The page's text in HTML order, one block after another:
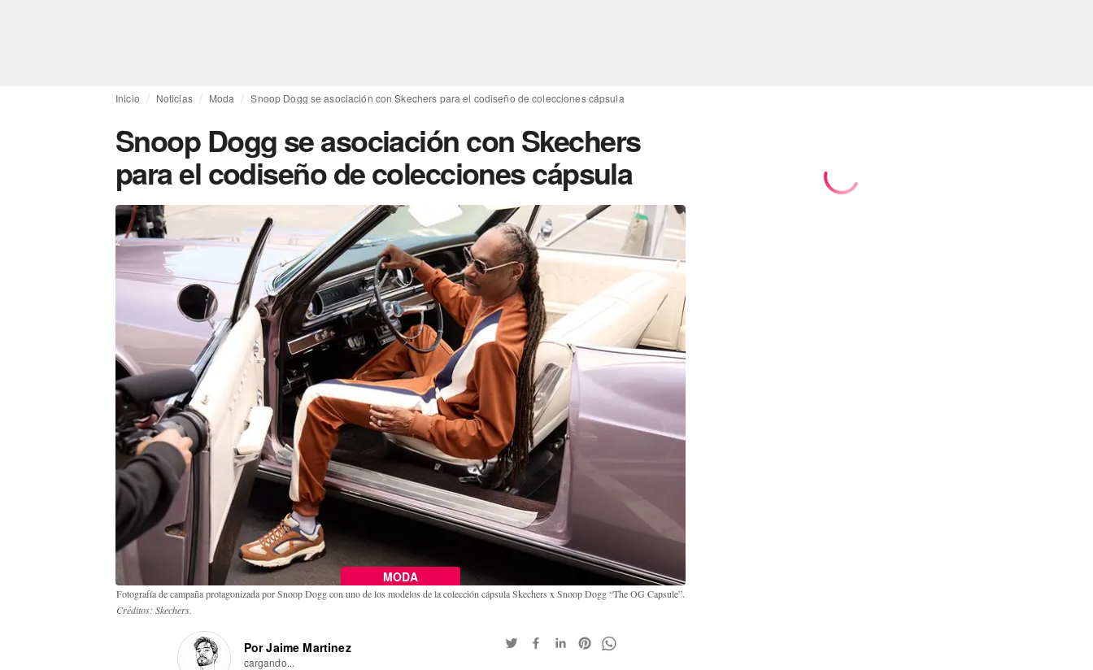
Inicio Noticias Moda Snoop Dogg se asociación con Skechers para el codiseño de colecciones cápsula
Snoop Dogg se asociación con Skechers
para el codiseño de colecciones cápsula
MODA
Fotografía de campaña protagonizada por Snoop Dogg con uno de los modelos de la colección cápsula Skechers x Snoop Dogg “The OG Capsule”.
Créditos: Skechers.
Por Jaime Martinez
cargando...